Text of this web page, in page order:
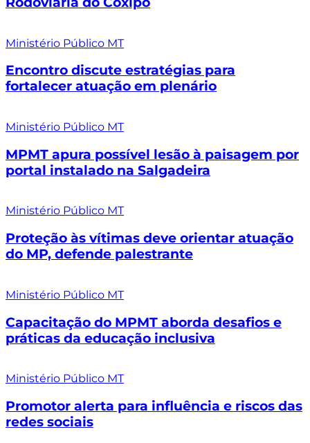
Ministério Público MT
Encontro discute estratégias para
fortalecer atuação em plenário
Ministério Público MT
MPMT apura possível lesão à paisagem por
portal instalado na Salgadeira
Ministério Público MT
Proteção às vítimas deve orientar atuação
do MP, defende palestrante
Ministério Público MT
Capacitação do MPMT aborda desafios e
práticas da educação inclusiva
Ministério Público MT
Promotor alerta para influência e riscos das
redes sociais